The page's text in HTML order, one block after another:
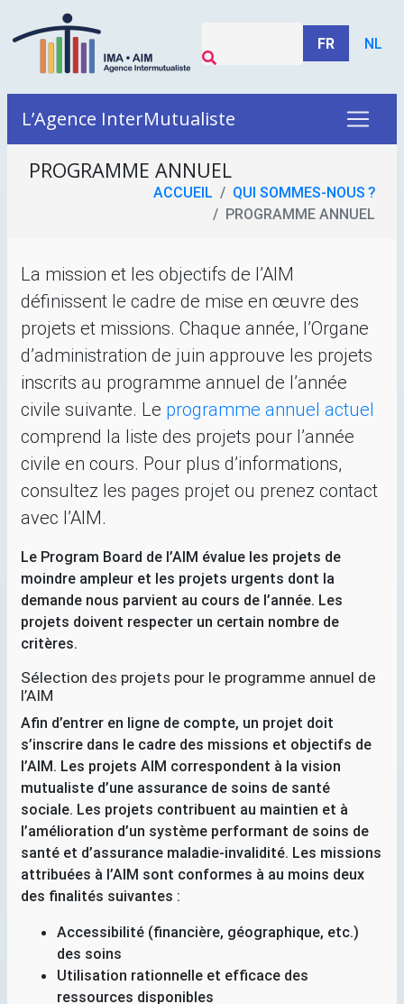
FR NL
L’Agence InterMutualiste
PROGRAMME ANNUEL
ACCUEIL QUI SOMMES-NOUS ?
PROGRAMME ANNUEL
La mission et les objectifs de l’AIM
définissent le cadre de mise en œuvre des
projets et missions. Chaque année, l’Organe
d’administration de juin approuve les projets
inscrits au programme annuel de l’année
civile suivante. Le programme annuel actuel
comprend la liste des projets pour l’année
civile en cours. Pour plus d’informations,
consultez les pages projet ou prenez contact
avec l’AIM.
Le Program Board de l’AIM évalue les projets de
moindre ampleur et les projets urgents dont la
demande nous parvient au cours de l’année. Les
projets doivent respecter un certain nombre de
critères.
Sélection des projets pour le programme annuel de
l’AIM
Afin d’entrer en ligne de compte, un projet doit
s’inscrire dans le cadre des missions et objectifs de
l’AIM. Les projets AIM correspondent à la vision
mutualiste d’une assurance de soins de santé
sociale. Les projets contribuent au maintien et à
l’amélioration d’un système performant de soins de
santé et d’assurance maladie-invalidité. Les missions
attribuées à l’AIM sont conformes à au moins deux
des finalités suivantes :
Accessibilité (financière, géographique, etc.)
des soins
Utilisation rationnelle et efficace des
ressources disponibles